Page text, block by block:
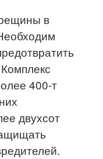
в
400-т
двухсот